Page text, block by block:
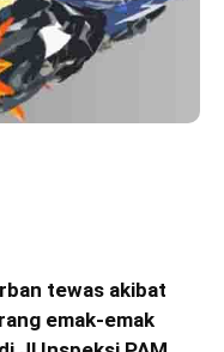
tewas akibat
emak-emak